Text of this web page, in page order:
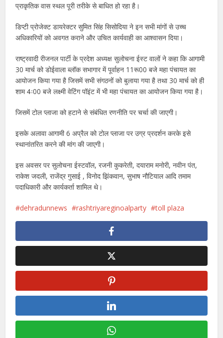
प्राकृतिक वास स्थल पूरी तरीके से बाधित हो रहा है।
डिप्टी प्रोजेक्ट डायरेक्टर सुमित सिंह सिसोदिया ने इन सभी मांगों से उच्च
अधिकारियों को अवगत कराने और उचित कार्यवाही का आश्वासन दिया।
राष्ट्रवादी रीजनल पार्टी के प्रदेश अध्यक्ष सुलोचना ईस्ट वालों ने कहा कि आगामी
30 मार्च को डोईवाला ब्लॉक सभागार में पूर्वाहन 11रू00 बजे महा पंचायत का
आयोजन किया गया है जिसमें सभी संगठनों को बुलाया गया है तथा 30 मार्च को ही
शाम 4ः00 बजे लक्ष्मी वेटिंग पॉइंट में भी महा पंचायत का आयोजन किया गया है।
जिसमें टोल प्लाजा को हटाने से संबंधित रणनीति पर चर्चा की जाएगी।
इसके अलावा आगामी 6 अप्रैल को टोल प्लाजा पर उग्र प्रदर्शन करके इसे
स्थानांतरित करने की मांग की जाएगी।
इस अवसर पर सुलोचना ईस्टवॉल, रजनी कुकरेती, दयाराम मनोरी, नवीन पंत,
राकेश जदली, राजेंद्र गुसाई , विनोद झिंकवान, सुभाष नौटियाल आदि तमाम
पदाधिकारी और कार्यकर्ता शामिल थे।
dehradunnews rashtriyareginoalparty toll plaza